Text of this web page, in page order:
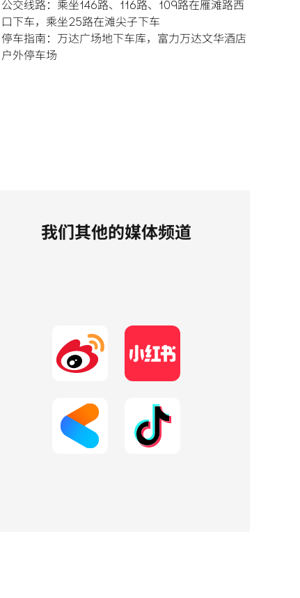
公交线路：乘坐146路、116路、109路在雁滩路西
口下车，乘坐25路在滩尖子下车
停车指南：万达广场地下车库，富力万达文华酒店
户外停车场
我们其他的媒体频道